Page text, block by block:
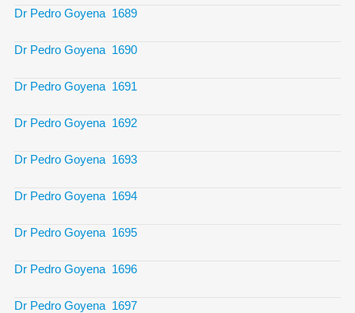
Dr Pedro Goyena 1689
Dr Pedro Goyena 1690
Dr Pedro Goyena 1691
Dr Pedro Goyena 1692
Dr Pedro Goyena 1693
Dr Pedro Goyena 1694
Dr Pedro Goyena 1695
Dr Pedro Goyena 1696
Dr Pedro Goyena 1697